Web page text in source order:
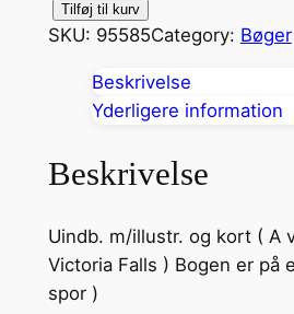
i
i
F
a
l
Tilføj til kurv
SKU: 95585Category: Bøger
Beskrivelse
Yderligere information
Beskrivelse
Uindb. m/illustr. og kort ( A
Victoria Falls ) Bogen er på
spor )